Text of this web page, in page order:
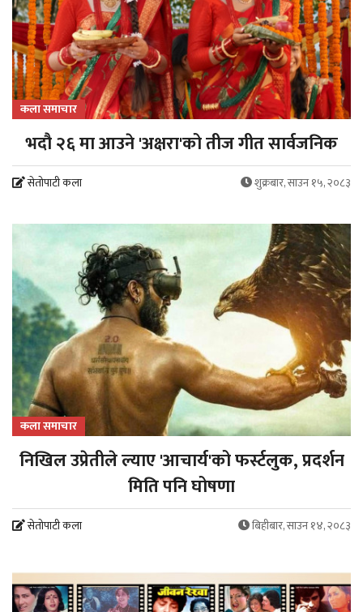
कला समाचार
भदौ २६ मा आउने 'अक्षरा'को तीज गीत सार्वजनिक
सेतोपाटी कला शुक्रबार, साउन १५, २०८३
कला समाचार
निखिल उप्रेतीले ल्याए 'आचार्य'को फर्स्टलुक, प्रदर्शन
मिति पनि घोषणा
सेतोपाटी कला बिहीबार, साउन १४, २०८३